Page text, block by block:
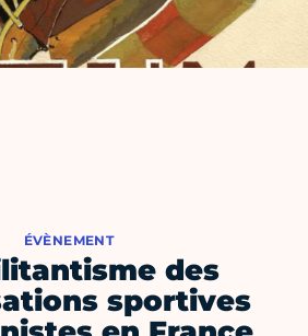
ÉVÈNEMENT
des
sportives